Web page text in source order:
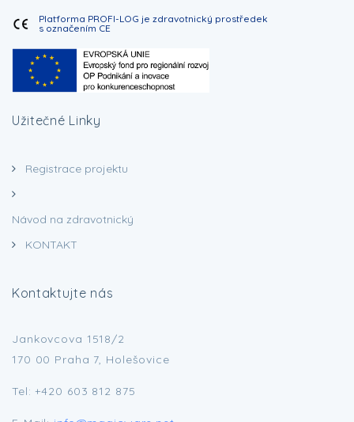
Platforma PROFI-LOG je zdravotnický prostředek
s označením CE
Užitečné Linky
Registrace projektu
Návod na zdravotnický
prostředek
KONTAKT
Kontaktujte nás
Jankovcova 1518/2
170 00 Praha 7, Holešovice
Tel: +420 603 812 875